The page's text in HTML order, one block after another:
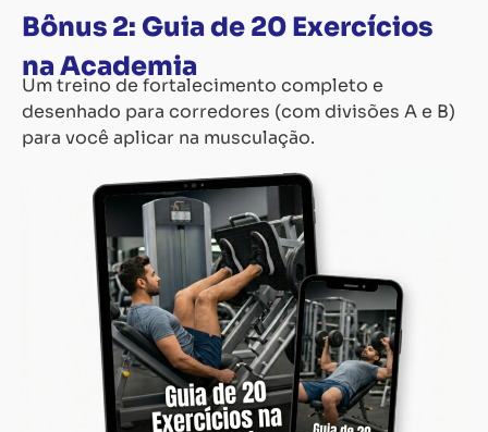
Bônus 2: Guia de 20 Exercícios
na Academia
Um treino de fortalecimento completo e
desenhado para corredores (com divisões A e B)
para você aplicar na musculação.